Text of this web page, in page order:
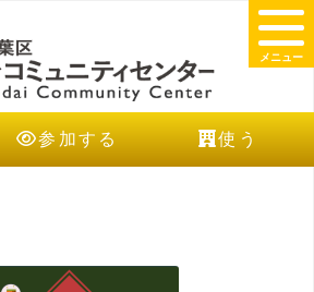
参加する 使う
メニュー